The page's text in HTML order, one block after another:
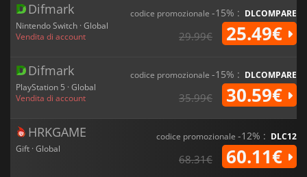
Difmark
Nintendo Switch · Global
Vendita di account
codice promozionale -15% : DLCOMPARE
29.99€ 25.49€
Difmark
PlayStation 5 · Global
Vendita di account
codice promozionale -15% : DLCOMPARE
35.99€ 30.59€
HRKGAME
Gift · Global
codice promozionale -12% : DLC12
68.31€ 60.11€